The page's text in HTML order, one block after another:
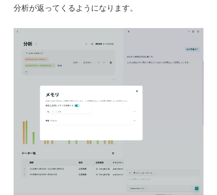
分析が返ってくるようになります。